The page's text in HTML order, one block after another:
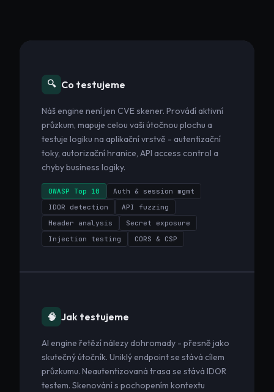
🔍 Co testujeme
Náš engine není jen CVE skener. Provádí aktivní
průzkum, mapuje celou vaši útočnou plochu a
testuje logiku na aplikační vrstvě - autentizační
toky, autorizační hranice, API access control a
chyby business logiky.
OWASP Top 10
Auth & session mgmt
IDOR detection
API fuzzing
Header analysis
Secret exposure
Injection testing
CORS & CSP
🧠 Jak testujeme
AI engine řetězí nálezy dohromady - přesně jako
skutečný útočník. Uniklý endpoint se stává cílem
průzkumu. Neautentizovaná trasa se stává IDOR
testem. Skenování s pochopením kontextu